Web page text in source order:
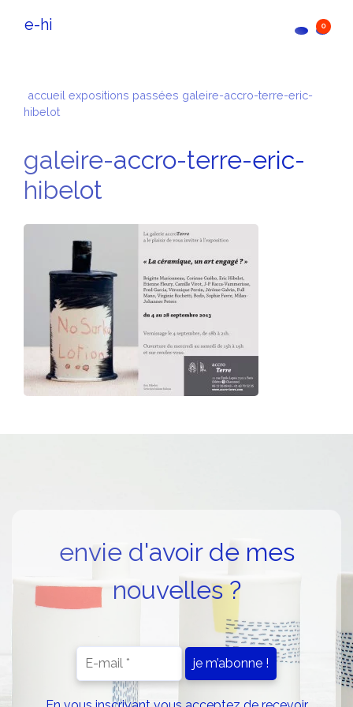
e-hi 0
accueil expositions passées galeire-accro-terre-eric-
hibelot
galeire-accro-terre-eric-
hibelot
envie d'avoir de mes
nouvelles ?